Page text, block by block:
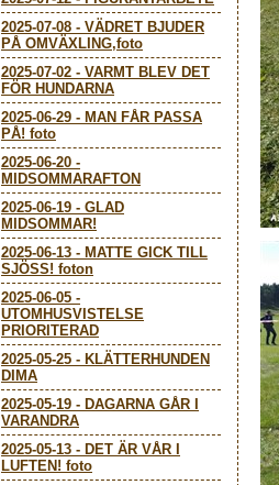
2025-07-08 - VÄDRET BJUDER
PÅ OMVÄXLING,foto
2025-07-02 - VARMT BLEV DET
FÖR HUNDARNA
2025-06-29 - MAN FÅR PASSA
PÅ! foto
2025-06-20 -
MIDSOMMARAFTON
2025-06-19 - GLAD
MIDSOMMAR!
2025-06-13 - MATTE GICK TILL
SJÖSS! foton
2025-06-05 -
UTOMHUSVISTELSE
PRIORITERAD
2025-05-25 - KLÄTTERHUNDEN
DIMA
2025-05-19 - DAGARNA GÅR I
VARANDRA
2025-05-13 - DET ÄR VÅR I
LUFTEN! foto